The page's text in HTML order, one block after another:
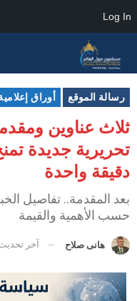
رسالة الموقع أوراق
ثلاث عناوين
تحريرية جديدة
دقيقة واحدة
بعد المقدمة.. تفاصيل
حسب الأهمية والقيمة
هانى صلاح آخر
Log In